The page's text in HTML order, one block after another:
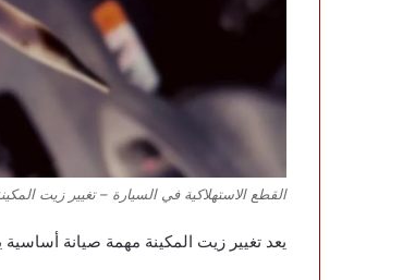
القطع الاستهلاكية في السيارة – تغيير زيت
يعد تغيير زيت المكينة مهمة صيانة